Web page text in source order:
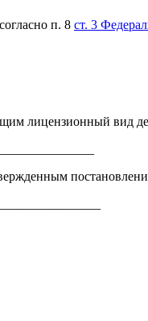
п. 8 ст. 3
лицензионный вид